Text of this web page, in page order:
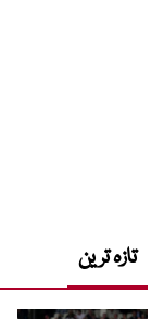
تازہ ترین